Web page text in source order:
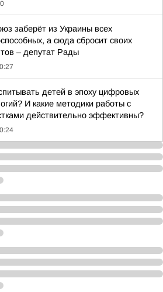
заберёт из Украины всех
а сюда сбросит своих
– депутат Рады
детей в эпоху цифровых
И какие методики работы с
действительно эффективны?